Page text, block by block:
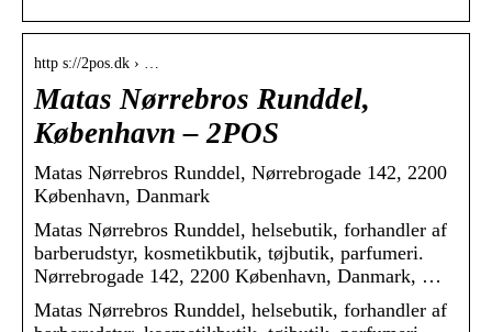
http s://2pos.dk › …
Matas Nørrebros Runddel,
København – 2POS
Matas Nørrebros Runddel, Nørrebrogade 142, 2200
København, Danmark
Matas Nørrebros Runddel, helsebutik, forhandler af
barberudstyr, kosmetikbutik, tøjbutik, parfumeri.
Nørrebrogade 142, 2200 København, Danmark, …
Matas Nørrebros Runddel, helsebutik, forhandler af